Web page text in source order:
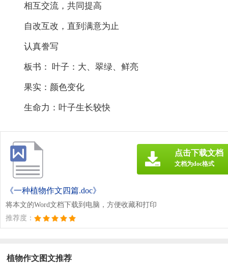
相互交流，共同提高
自改互改，直到满意为止
认真誊写
板书： 叶子：大、翠绿、鲜亮
果实：颜色变化
生命力：叶子生长较快
《一种植物作文四篇.doc》
将本文的Word文档下载到电脑，方便收藏和打印
推荐度：
点击下载文档
文档为doc格式
植物作文图文推荐